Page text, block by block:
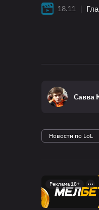
18.11 |
Савва
Новости по LoL
Реклама 18+